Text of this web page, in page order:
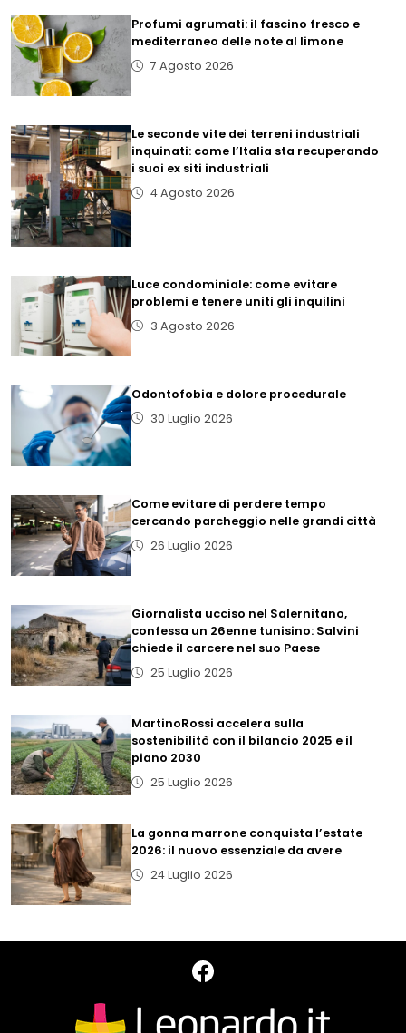
Profumi agrumati: il fascino fresco e
mediterraneo delle note al limone
7 Agosto 2026
Le seconde vite dei terreni industriali
inquinati: come l’Italia sta recuperando
i suoi ex siti industriali
4 Agosto 2026
Luce condominiale: come evitare
problemi e tenere uniti gli inquilini
3 Agosto 2026
Odontofobia e dolore procedurale
30 Luglio 2026
Come evitare di perdere tempo
cercando parcheggio nelle grandi città
26 Luglio 2026
Giornalista ucciso nel Salernitano,
confessa un 26enne tunisino: Salvini
chiede il carcere nel suo Paese
25 Luglio 2026
MartinoRossi accelera sulla
sostenibilità con il bilancio 2025 e il
piano 2030
25 Luglio 2026
La gonna marrone conquista l’estate
2026: il nuovo essenziale da avere
24 Luglio 2026